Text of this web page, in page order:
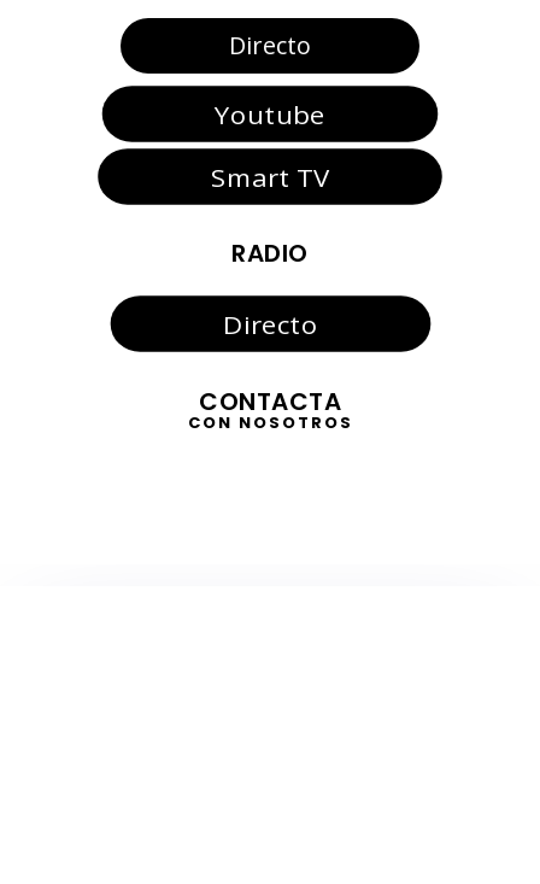
Directo
Youtube
Smart TV
RADIO
Directo
CONTACTA
CON NOSOTROS